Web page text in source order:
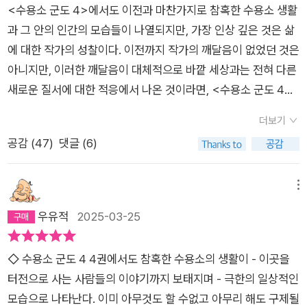
있었는데, 스딸린은 마음에 들지 않는 민족들을 통째로 강제 이
주, 추방했다. 소수 민족에 대한 탄압의 흐름 속에, 그 일대에 거
주했던 한국인들 역시 포함되었다. 또 한국 전쟁이 발발하자 죄수
들은 이 전쟁이 소련에 큰 변화를 가져오기를, 아니면 세상이 핵
전쟁으로 멸망해 버리기를 바라기도 한다. 이 작품 속에서 한국인
일들을 다룬다. 이 모든 것은 <체포>로 시작되는데, 솔제니찐은
었다. 그는 전선의 방첩 본부를 거쳐 모스끄바의 루비얀까 형무소
로 이송되어 평생 잊을 수 없는 자신의 <첫 감방>을 만난다. 그
리고 부당한 신문과 재판 절차를 거쳐 8년 형을 선고받는다. 이러
한 체포와 신문 과정을 주관하는 것은 소련의 <기관>이었는데,
그들은 GPU, NKVD, KGB 등으로 변화하면서 끊임없는 감시와
첩보 활동을 통해 수용소군도에 죄수들을 공급했다. 그리고 기관
튼튼하게 결박시키고 있는 몇 개의 보이지 않는 쇠사슬에 기대를
걸고 있었기 때문이었다. 그 쇠사슬 중 가장 강력한 것은 전면적
인 낙담 상태, 즉 죄수들이 자신의 노예 상태에 완전히 젖어 있다
는 것이었고, 또 하나의 사슬은 쇠약함, 즉 수용소의 굶주림이었
으며, 그리고 또 하나의 쇠사슬은 새로운 형기에 대한 공포였
다. 수용소에는 연소자들도 많이 있었는데 1926년에 형법 제12
조가 생겨 12세 아이부터 기소할 수가 있었기 때문이다. 그래서 1
차지하고 있기도 했다. 수용소 군도에서는 ‘무슨 일이든 가능하
다.’라는 말이 있다. 더할 수 없이 추악하고 비열한 행위도, 그 어
떤 종류의 배신행위도, 참으로 뜻하지 않았던 상봉도, 파멸 직전
의 몸이면서 사랑에 빠지는 일도 무엇이든 가능했다. 상상하기 어
려운 일이기는 하지만, 군도의 환경은 인간의 일반적인 환경과는
너무도 판이한 것이어서, 지극히 무참한 양상으로 즉시 적응하든
가 아니면 즉시 죽든가 양자택일을 강요하기 때문에 이질적인 민
<수용소 군도 4>에서도 이전과 마찬가지로 참혹한 수용소 생활
과 그 안의 인간의 모습들이 나열되지만, 가장 인상 깊은 것은 삶
에 대한 작가의 성찰이다. 이전까지 작가의 깨달음이 없었던 것은
아니지만, 이러한 깨달음이 대체적으로 바깥 세상과는 전혀 다른
새로운 질서에 대한 적응에서 나온 것이라면, <수용소 군도 4>
달음을 느낀다. 비록, 이러한 깨달음이 수용소 군도를 만든 이들
의 목적과는 맞지 않겠지만...... <어떻게> 하여 인간은 악인이 되
고, <어떻게>하여 선인이 되는지, 젊어서 성공에 도취된 나는,
언제나 나 자신이 절대 옳다고 믿어서 잔혹했다. 지나친 권력을
가지고 있던 나는 살인자였으며, 탄압자였다. 가장 나쁜 행동을
할 때, 나는 내가 옳은 일을 하고 정연한 논리를 가지고 있다고 굳
의 마음속에서 최초의 선(善)의 태동을 느꼈다. 차츰 나에게 분명
해진 것은, 선악을 가르는 경계선이 지나가고 있는 곳은 국가 간
더보기
공감 (47) 댓글 (6)
우유적 2025-03-25
◇ 수용소 군도 4 4권에서도 참혹한 수용소의 생활이 - 이곳을
터전으로 사는 사람들의 이야기까지 보태지며 - 극한의 일상적인
모습으로 나타난다. 이미 아무것도 할 수없고 아무리 해도 구제될